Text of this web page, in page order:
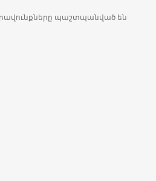
պաշտպանված են